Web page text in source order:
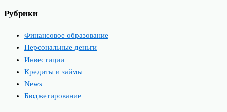
Рубрики
Финансовое образование
Персональные деньги
Инвестиции
Кредиты и займы
News
Бюджетирование